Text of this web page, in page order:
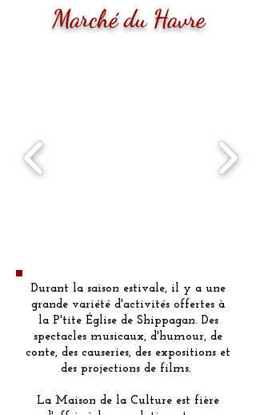
Marché du Havre
Durant la saison estivale, il y a une
grande variété d'activités offertes à
la P'tite Église de Shippagan. Des
spectacles musicaux, d'humour, de
conte, des causeries, des expositions et
des projections de films.
La Maison de la Culture est fière